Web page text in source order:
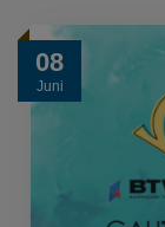
08
Juni